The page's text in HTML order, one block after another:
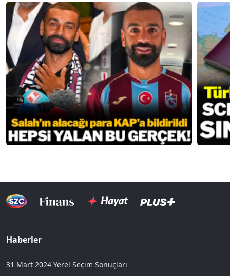
Haberler
31 Mart 2024 Yerel Seçim Sonuçları